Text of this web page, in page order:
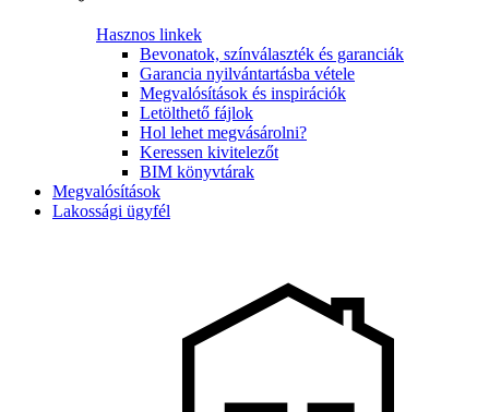
Hasznos linkek
Bevonatok, színválaszték és garanciák
Garancia nyilvántartásba vétele
Megvalósítások és inspirációk
Letölthető fájlok
Hol lehet megvásárolni?
Keressen kivitelezőt
BIM könyvtárak
Megvalósítások
Lakossági ügyfél